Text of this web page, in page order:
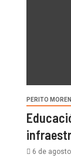
PERITO
6 de